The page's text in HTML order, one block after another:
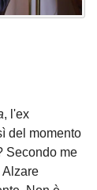
, l'ex
del momento
Secondo me
Alzare